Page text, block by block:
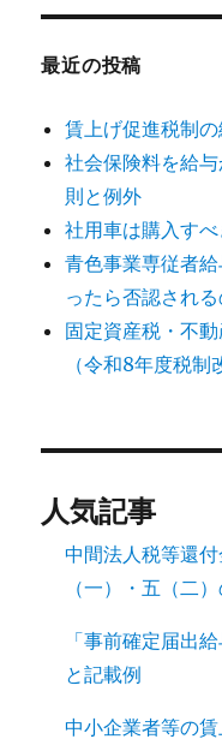
最近の投稿
賃上げ促進税制
社会保険料を給
則と例外
社用車は購入す
青色事業専従者
ったら否認される
固定資産税・不
（令和8年度税制
人気記事
中間法人税等還
（一）・五（二
「事前確定届出
と記載例
中小企業者等の